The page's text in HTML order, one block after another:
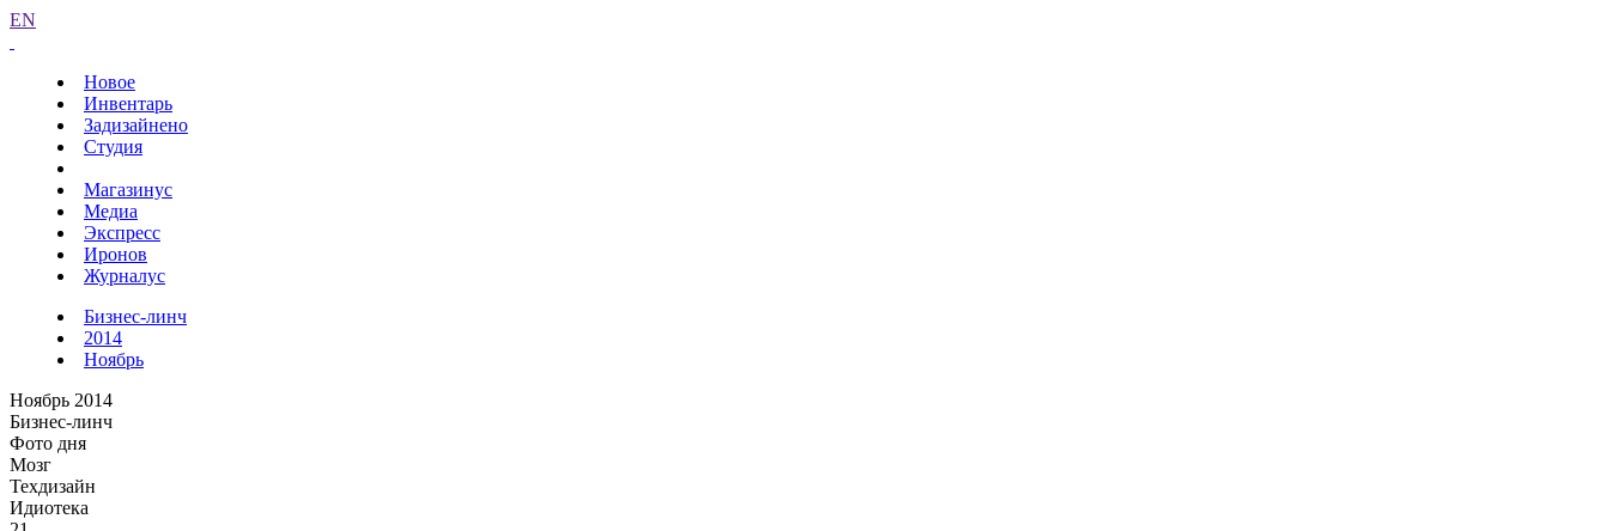
EN
Новое
Инвентарь
Задизайнено
Студия
Магазинус
Медиа
Экспресс
Иронов
Журналус
Бизнес-линч
2014
Ноябрь
Ноябрь 2014
Бизнес-линч
Фото дня
Мозг
Техдизайн
Идиотека